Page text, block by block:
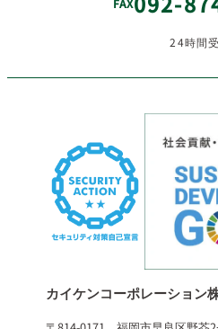
FAX
24時間
カイケンコーポレーション